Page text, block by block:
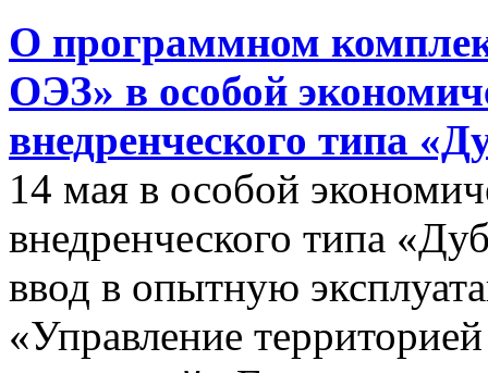
О программном
ОЭЗ» в особой
внедренческого типа
14 мая в особой
внедренческого типа
ввод в опытную
«Управление